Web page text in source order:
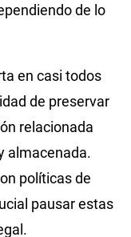
de lo
en casi todos
de preservar
relacionada
almacenada.
políticas de
pausar estas